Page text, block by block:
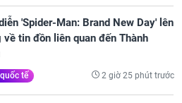
'Spider-Man: Brand New Day' lên
về tin đồn liên quan đến Thành
tế 2 giờ 25 phút trước